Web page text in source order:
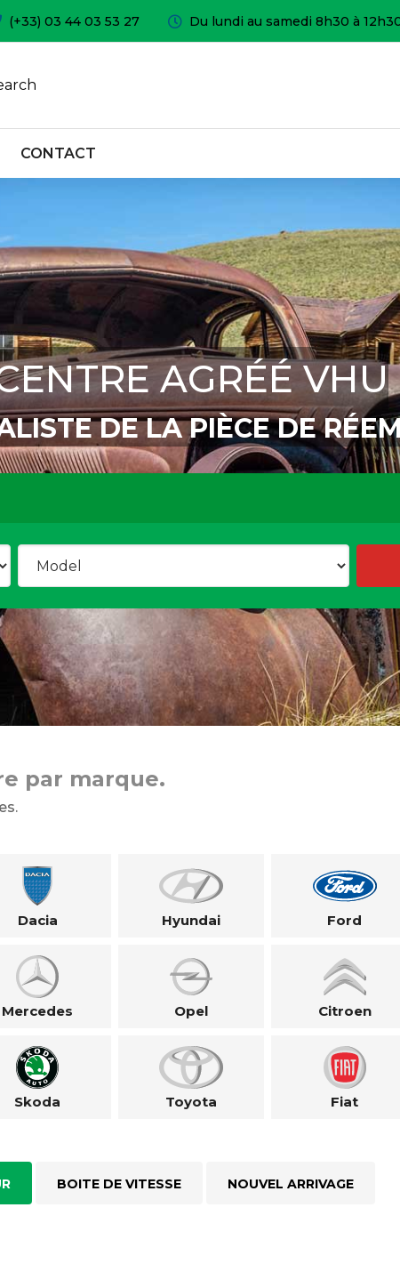
(+33) 03 44 03 53 27 Du lundi au samedi 8h30 à
CONTACT
AGRÉÉ VHU
DE LA PIÈCE DE
par marque.
Dacia Hyundai Ford
Mercedes Opel Citroen
Skoda Toyota Fiat
BOITE DE VITESSE NOUVEL ARRIVAGE